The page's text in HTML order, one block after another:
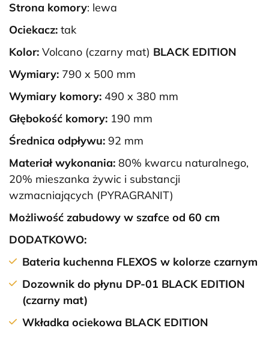
Strona komory: lewa
Ociekacz: tak
Kolor: Volcano (czarny mat) BLACK EDITION
Wymiary: 790 x 500 mm
Wymiary komory: 490 x 380 mm
Głębokość komory: 190 mm
Średnica odpływu: 92 mm
Materiał wykonania: 80% kwarcu naturalnego,
20% mieszanka żywic i substancji
wzmacniających (PYRAGRANIT)
Możliwość zabudowy w szafce od 60 cm
DODATKOWO:
Bateria kuchenna FLEXOS w kolorze czarnym
Dozownik do płynu DP-01 BLACK EDITION
(czarny mat)
Wkładka ociekowa BLACK EDITION